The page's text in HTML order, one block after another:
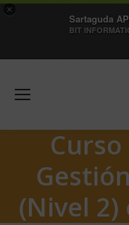
×
Sartaguda
BIT
(Nivel 2)